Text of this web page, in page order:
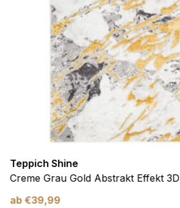
Teppich Shine
Creme Grau Gold Abstrakt Effekt 3D
ab €39,99